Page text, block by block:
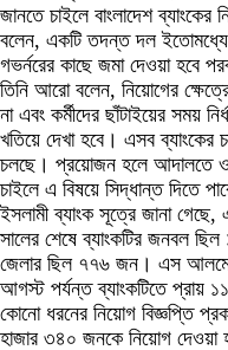
জানতে চাইলে বাংলাদেশ
বলেন, একটি তদন্ত দল
গভর্নরের কাছে জমা দেওয়া হবে
তিনি আরো বলেন, নিয়োগের
না এবং কর্মীদের ছাঁটাইয়ের সময়
খতিয়ে দেখা হবে। এসব ব্যাংকের
চলছে। প্রয়োজন হলে আদালতে
চাইলে এ বিষয়ে সিদ্ধান্ত দিতে
ইসলামী ব্যাংক সূত্রে জানা
সালের শেষে ব্যাংকটির জনবল
জেলার ছিল ৭৭৬ জন। এস আলমের
আগস্ট পর্যন্ত ব্যাংকটিতে প্রায়
কোনো ধরনের নিয়োগ বিজ্ঞপ্তি
হাজার ৩৪০ জনকে নিয়োগ দেওয়া